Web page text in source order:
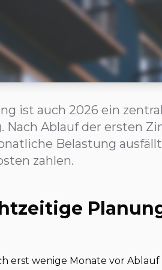
ist auch 2026 ein
Nach Ablauf der ersten
Belastung
zahlen.
erst wenige Monate vor